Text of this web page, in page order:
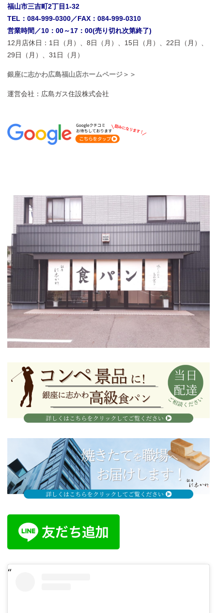
福山市三吉町2丁目1-32
TEL：084-999-0300／FAX：084-999-0310
営業時間／10：00～17：00(売り切れ次第終了)
12月店休日：1日（月）、8日（月）、15日（月）、22日（月）、
29日（月）、31日（月）
銀座に志かわ広島福山店ホームページ＞＞
運営会社：広島ガス住設株式会社